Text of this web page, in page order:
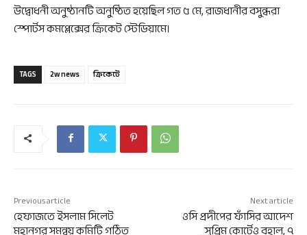
উদ্বোধনী অনুষ্ঠানটি অনুষ্ঠিত হয়েছিল গত ৫ মে, রাজধানীর বসুন্ধরা
স্পোর্টস কমপ্লেক্সের ক্রিকেট স্টেডিয়ামে।
TAGS 2w news ক্রিকেটে
Previous article
হেফাজতে ইসলাম সিলেট
মহানগর সমন্বয় কমিটি গঠিত
Next article
ওসি প্রদীপের ফাঁসির আদেশ
সুপ্রিম কোর্টেও বহাল, ৭